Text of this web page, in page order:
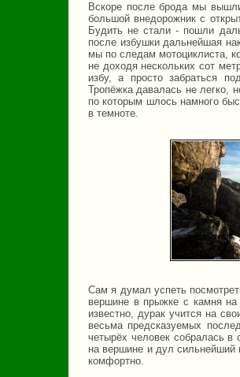
Вскоре после брода мы
большой внедорожник с
Будить не стали - пошли
после избушки дальнейшая
мы по следам мотоциклиста,
не доходя нескольких сот
избу, а просто забраться
Тропёжка давалась не легко,
по которым шлось намного
в темноте.
Сам я думал успеть
вершине в прыжке с камня
известно, дурак учится на
весьма предсказуемых
четырёх человек собралась в
на вершине и дул сильнейший
комфортно.